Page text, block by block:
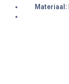
Materiaal: